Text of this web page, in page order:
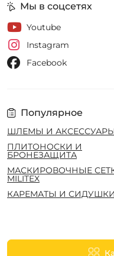
Популярное
ШЛЕМЫ И АКСЕССУАРЫ
ПЛИТОНОСКИ И
БРОНЕЗАЩИТА
МАСКИРОВОЧНЫЕ
MILITEX
КАРЕМАТЫ И СИДУШКИ
Мы в соцсетях
Youtube
Instagram
Facebook